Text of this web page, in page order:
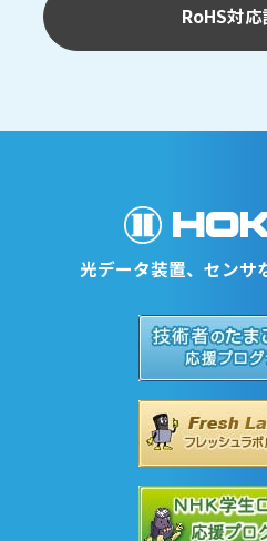
RoHS対
光データ装置、センサ